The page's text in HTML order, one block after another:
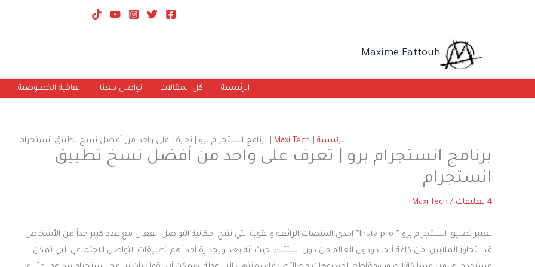
Maxime Fattouh
الرئيسية كل المقالات تواصل معنا اتفاقية الخصوصية
الرئيسية Maxi Tech برنامج انستجرام برو | تعرف على واحد من أفضل نسخ تطبيق انستجرام
برنامج انستجرام برو | تعرف على واحد من أفضل نسخ تطبيق
انستجرام
4 تعليقات /
Maxi Tech
يعتبر تطبيق انستجرام برو ” Insta pro” إحدى المنصات الرائعة والقوية التي تتيح إمكانية التواصل الفعال مع عدد كبير جداً من الأشخاص
قد يتجاوز الملايين. من كافة أنحاء ودول العالم من دون استثناء. حيث أنه يعد وبجدارة أحد أهم تطبيقات التواصل الاجتماعي التي تمكن